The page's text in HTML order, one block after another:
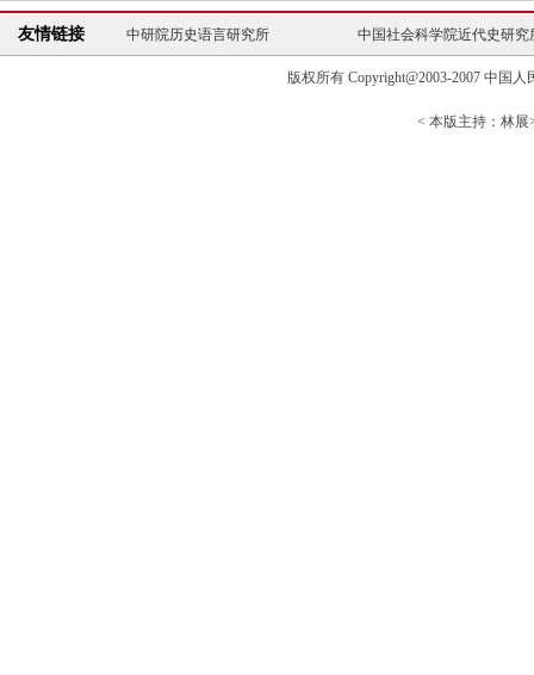
友情链接
中研院历史语言研究所
中国社会科学院近代史研究
台北故宫博物院
复旦大学历史地理研究中心
复旦大学历史地理研究中心
版权所有 Copyright@2003-2007 中国
< 本版主持：林展